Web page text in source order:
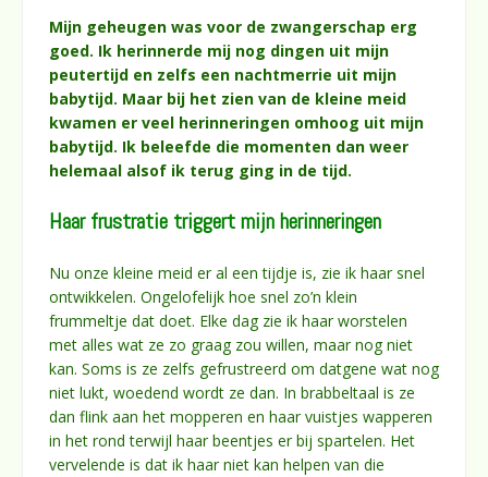
Mijn geheugen was voor de zwangerschap erg
goed. Ik herinnerde mij nog dingen uit mijn
peutertijd en zelfs een nachtmerrie uit mijn
babytijd. Maar bij het zien van de kleine meid
kwamen er veel herinneringen omhoog uit mijn
babytijd. Ik beleefde die momenten dan weer
helemaal alsof ik terug ging in de tijd.
Haar frustratie triggert mijn herinneringen
Nu onze kleine meid er al een tijdje is, zie ik haar snel
ontwikkelen. Ongelofelijk hoe snel zo’n klein
frummeltje dat doet. Elke dag zie ik haar worstelen
met alles wat ze zo graag zou willen, maar nog niet
kan. Soms is ze zelfs gefrustreerd om datgene wat nog
niet lukt, woedend wordt ze dan. In brabbeltaal is ze
dan flink aan het mopperen en haar vuistjes wapperen
in het rond terwijl haar beentjes er bij spartelen. Het
vervelende is dat ik haar niet kan helpen van die